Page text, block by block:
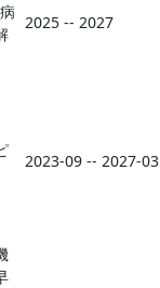
2025 -- 2027
2023-09 -- 2027-03